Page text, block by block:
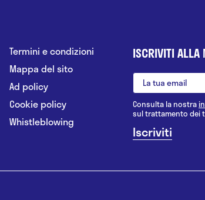
Termini e condizioni
Mappa del sito
Ad policy
Cookie policy
Whistleblowing
ISCRIVITI ALLA
Consulta la nostra
sul trattamento dei